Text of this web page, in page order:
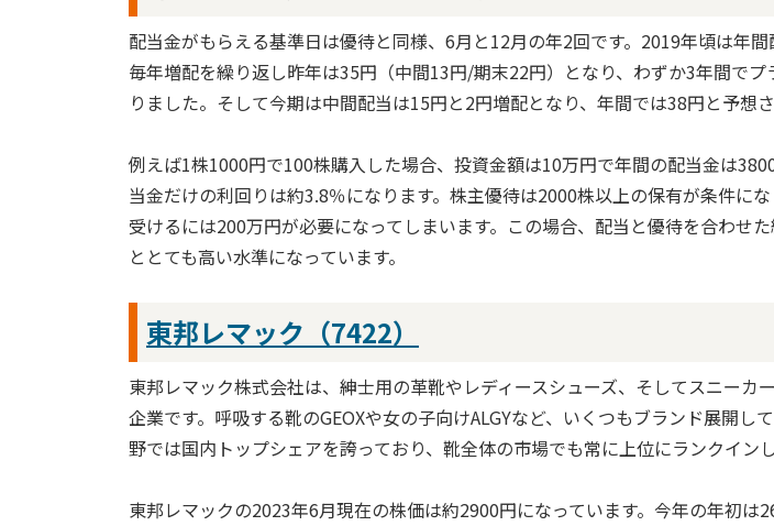
配当金がもらえる基準日は優待と同様、6月と12月の年2回です。2019年頃は年間
毎年増配を繰り返し昨年は35円（中間13円/期末22円）となり、わずか3年間でプ
りました。そして今期は中間配当は15円と2円増配となり、年間では38円と予想さ
例えば1株1000円で100株購入した場合、投資金額は10万円で年間の配当金は
当金だけの利回りは約3.8％になります。株主優待は2000株以上の保有が条件に
受けるには200万円が必要になってしまいます。この場合、配当と優待を合わせ
ととても高い水準になっています。
東邦レマック（7422）
東邦レマック株式会社は、紳士用の革靴やレディースシューズ、そしてスニーカ
企業です。呼吸する靴のGEOXや女の子向けALGYなど、いくつもブランド展開し
野では国内トップシェアを誇っており、靴全体の市場でも常に上位にランクイン
東邦レマックの2023年6月現在の株価は約2900円になっています。今年の年初は